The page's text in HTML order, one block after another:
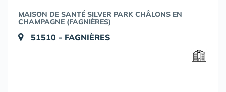
MAISON DE SANTÉ SILVER PARK CHÂLONS EN
CHAMPAGNE (FAGNIÈRES)
51510 - FAGNIÈRES